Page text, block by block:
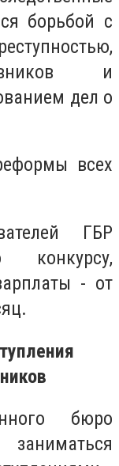
борьбой с
и
дел о
всех
ГБР
- от
бюро